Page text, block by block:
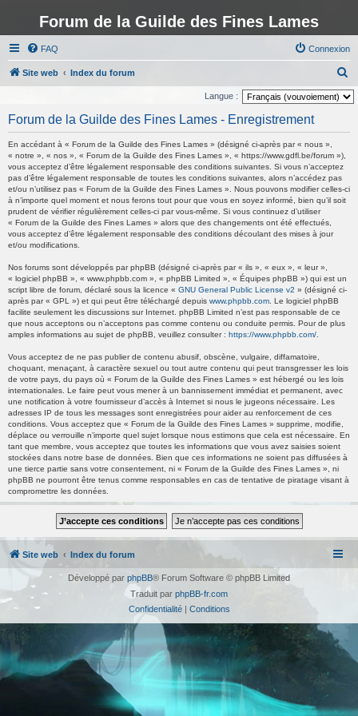
Forum de la Guilde des Fines Lames
FAQ Connexion
Site web Index du forum
e
c
Langue :
Forum de la Guilde des Fines Lames - Enregistrement
En accédant à « Forum de la Guilde des Fines Lames » (désigné ci-après par « nous »,
« notre », « nos », « Forum de la Guilde des Fines Lames », « https://www.gdfl.be/forum »),
vous acceptez d’être légalement responsable des conditions suivantes. Si vous n’acceptez
pas d’être légalement responsable de toutes les conditions suivantes, alors n’accédez pas
et/ou n’utilisez pas « Forum de la Guilde des Fines Lames ». Nous pouvons modifier celles-ci
à n’importe quel moment et nous ferons tout pour que vous en soyez informé, bien qu’il soit
prudent de vérifier régulièrement celles-ci par vous-même. Si vous continuez d’utiliser
« Forum de la Guilde des Fines Lames » alors que des changements ont été effectués,
vous acceptez d’être légalement responsable des conditions découlant des mises à jour
et/ou modifications.
Nos forums sont développés par phpBB (désigné ci-après par « ils », « eux », « leur »,
« logiciel phpBB », « www.phpbb.com », « phpBB Limited », « Équipes phpBB ») qui est un
script libre de forum, déclaré sous la licence « GNU General Public License v2 » (désigné ci-
après par « GPL ») et qui peut être téléchargé depuis www.phpbb.com . Le logiciel phpBB
facilite seulement les discussions sur Internet. phpBB Limited n’est pas responsable de ce
que nous acceptons ou n’acceptons pas comme contenu ou conduite permis. Pour de plus
amples informations au sujet de phpBB, veuillez consulter : https://www.phpbb.com/
Vous acceptez de ne pas publier de contenu abusif, obscène, vulgaire, diffamatoire,
choquant, menaçant, à caractère sexuel ou tout autre contenu qui peut transgresser les lois
de votre pays, du pays où « Forum de la Guilde des Fines Lames » est hébergé ou les lois
internationales. Le faire peut vous mener à un bannissement immédiat et permanent, avec
une notification à votre fournisseur d’accès à Internet si nous le jugeons nécessaire. Les
adresses IP de tous les messages sont enregistrées pour aider au renforcement de ces
conditions. Vous acceptez que « Forum de la Guilde des Fines Lames » supprime, modifie,
déplace ou verrouille n’importe quel sujet lorsque nous estimons que cela est nécessaire. En
tant que membre, vous acceptez que toutes les informations que vous avez saisies soient
stockées dans notre base de données. Bien que ces informations ne soient pas diffusées à
une tierce partie sans votre consentement, ni « Forum de la Guilde des Fines Lames », ni
phpBB ne pourront être tenus comme responsables en cas de tentative de piratage visant à
compromettre les données.
Site web Index du forum
Développé par phpBB® Forum Software © phpBB Limited
Traduit par phpBB-fr.com
Confidentialité| Conditions